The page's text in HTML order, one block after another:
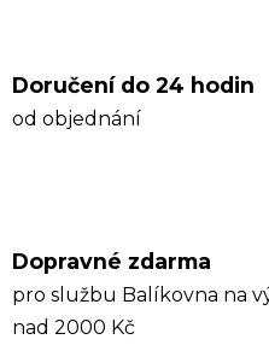
Doručení do 24 hodin
od objednání
Dopravné zdarma
pro službu Balíkovna na
nad 2000 Kč